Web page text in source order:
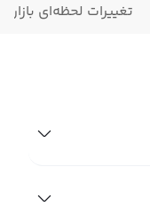
تغییرات لحظه‌ای بازار